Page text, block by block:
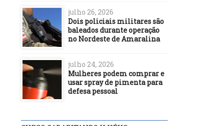
julho 26, 2026
Dois policiais militares são
baleados durante operação
no Nordeste de Amaralina
julho 24, 2026
Mulheres podem comprar e
usar spray de pimenta para
defesa pessoal